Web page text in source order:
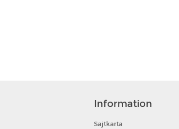
Information
Sajtkarta